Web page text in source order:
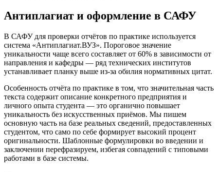
Антиплагиат и оформление в САФУ
В САФУ для проверки отчётов по практике используется
система «Антиплагиат.ВУЗ». Пороговое значение
уникальности чаще всего составляет от 60% в зависимости от
направления и кафедры — ряд технических институтов
устанавливает планку выше из-за обилия нормативных цитат.
Особенность отчёта по практике в том, что значительная часть
текста содержит описание конкретного предприятия и
личного опыта студента — это органично повышает
уникальность без искусственных приёмов. Мы пишем
основную часть на базе реальных сведений, предоставленных
студентом, что само по себе формирует высокий процент
оригинальности. Шаблонные формулировки во введении и
заключении перефразируем, избегая совпадений с типовыми
работами в базе системы.